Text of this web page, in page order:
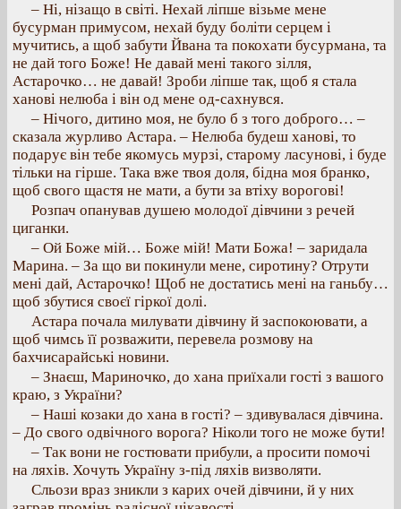
– Ні, нізащо в світі. Нехай ліпше візьме мене
бусурман примусом, нехай буду боліти серцем і
мучитись, а щоб забути Йвана та покохати бусурмана, та
не дай того Боже! Не давай мені такого зілля,
Астарочко… не давай! Зроби ліпше так, щоб я стала
ханові нелюба і він од мене од-сахнувся.
– Нічого, дитино моя, не було б з того доброго… –
сказала журливо Астара. – Нелюба будеш ханові, то
подарує він тебе якомусь мурзі, старому ласунові, і буде
тільки на гірше. Така вже твоя доля, бідна моя бранко,
щоб свого щастя не мати, а бути за втіху ворогові!
Розпач опанував душею молодої дівчини з речей
циганки.
– Ой Боже мій… Боже мій! Мати Божа! – заридала
Марина. – За що ви покинули мене, сиротину? Отрути
мені дай, Астарочко! Щоб не достатись мені на ганьбу…
щоб збутися своєї гіркої долі.
Астара почала милувати дівчину й заспокоювати, а
щоб чимсь її розважити, перевела розмову на
бахчисарайські новини.
– Знаєш, Мариночко, до хана приїхали гості з вашого
краю, з України?
– Наші козаки до хана в гості? – здивувалася дівчина.
– До свого одвічного ворога? Ніколи того не може бути!
– Так вони не гостювати прибули, а просити помочі
на ляхів. Хочуть Україну з-під ляхів визволяти.
Сльози враз зникли з карих очей дівчини, й у них